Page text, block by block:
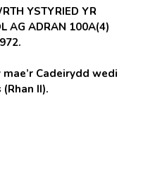
YSTYRIED YR
AG ADRAN 100A(4)
Cadeirydd wedi
II).